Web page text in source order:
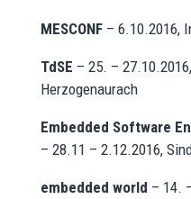
MESCONF– 6.10.2016,
TdSE – 25. –
Herzogenaurach
Embedded Software
– 28.11 – 2.12.2016,
embedded world – 14.